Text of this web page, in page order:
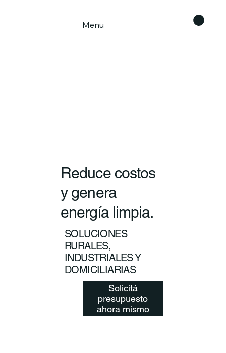
Menu
Reduce costos
y genera
energía limpia.
SOLUCIONES
RURALES,
INDUSTRIALES Y
DOMICILIARIAS
Solicitá
presupuesto
ahora mismo